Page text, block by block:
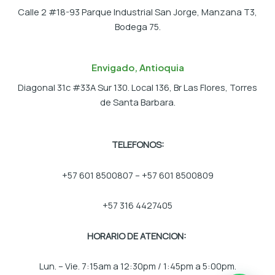
Calle 2 #18-93 Parque Industrial San Jorge, Manzana T3,
Bodega 75.
Envigado, Antioquia
Diagonal 31c #33A Sur 130. Local 136, Br Las Flores, Torres
de Santa Barbara.
TELEFONOS:
+57 601 8500807 – +57 601 8500809
+57 316 4427405
HORARIO DE ATENCION:
Lun. – Vie. 7:15am a 12:30pm / 1:45pm a 5:00pm.